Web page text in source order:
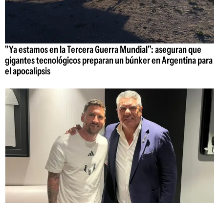
"Ya estamos en la Tercera Guerra Mundial": aseguran que
gigantes tecnológicos preparan un búnker en Argentina para
el apocalipsis